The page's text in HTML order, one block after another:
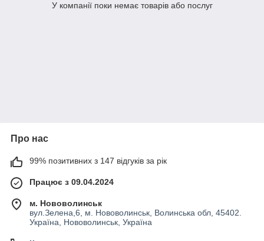
У компанії поки немає товарів або послуг
Про нас
99% позитивних з 147 відгуків за рік
Працює з 09.04.2024
м. Нововолинськ
вул.Зелена,6, м. Нововолинськ, Волинська обл, 45402.
Україна, Нововолинськ, Україна